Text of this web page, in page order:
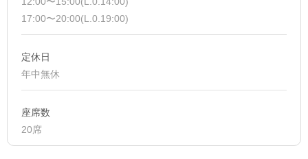
17:00〜20:00(L.0.19:00)
定休日
年中無休
座席数
20席